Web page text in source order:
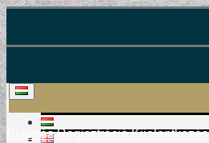
Belépés Regisztráció Kijelentkezés